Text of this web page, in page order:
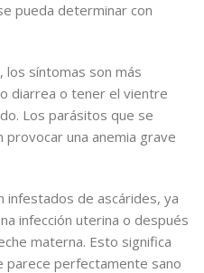
pueda determinar con
los síntomas son más
diarrea o tener el vientre
Los parásitos que se
una anemia grave
infestados de ascárides, ya
infección uterina o después
materna. Esto significa
parece perfectamente sano